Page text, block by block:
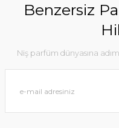
Benzersiz
Niş parfüm dünyasına